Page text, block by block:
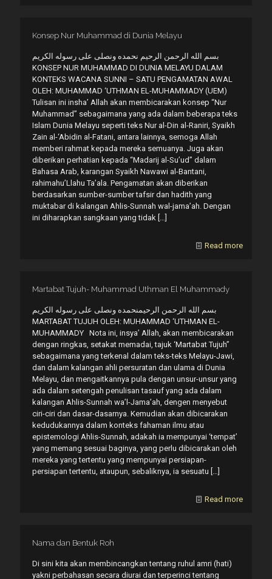
Konsep Nur Muhammad di Dunia Melayu
بسم الله الرحمن الرحيم نحمده ونصلى على رسوله الكريم
KONSEP NUR MUHAMMAD DI DUNIA MELAYU DALAM
KONTEKS WACANA SUNNI – SATU PENGAMATAN AWAL
OLEH: MUHAMMAD ‘UTHMAN EL-MUHAMMADY (UEM)
Tulisan ini insha’ Allah akan membicarakan konsep “Nur
Muhammad” sebagaimana yang ada dalam beberapa teks
Islam Dunia Melayu seperti teks Nur al-Din al-Raniri, Syaikh
Zain al-‘Abidin al-Fatani, antara lainnya, semoga Allah
memberi rahmat kepada mereka semuanya. Juga akan
diberikan perhatian kepada “Madarij al-Su’ud” dalam
Bahasa Arab, karangan Syaikh Nawawi al-Bantani,
rahimahu’Llahu Ta’ala. Pengamatan akan diberikan
berdasarkan sumber-sumber tafsir dan hadith yang
muktabar di kalangan Ahlis-Sunnah wal-jama’ah. Dengan
ini diharapkan sangkaan yang tidak […]
Read more
Martabat Tujuh- Muhammad Uthman El Muhammady
بسم الله الرحمن الرحيمنحمده ونصلى على رسوله الكريم
MARTABAT TUJUH OLEH: MUHAMMAD ‘UTHMAN EL-
MUHAMMADY Nota ini, insya’ Allah, akan membicarakan
dengan ringkas, setakat memadai, tajuk ‘Martabat Tujuh”
sebagaimana yang terkenal dalam teks-teks Melayu-Jawi,
dan dalam kalangan ahli persuratan dan ulama di Dunia
Melayu, dan mengaitkannya pula dengan unsur-unsur yang
ada dalam setengah penulisan tasauf yang ada dalam
kalangan Ahlis-Sunnah wa’l-Jama’ah, dengen menyebut
ciri-ciri dan dasar-dasarnya. Kemudian akan dibicarakan
kedudukannya dalam konteks fahaman ilmu atau
epistemologi Ahlis-Sunnah, adakah ia mempunyai ‘tempat’
yang memang sesuai baginya, yang perlu dibicarakan oleh
mereka yang tertentu yang mempunyai persiapan-
persiapan tertentu, ataupun, sebaliknya, ia sesuatu […]
Read more
Nama dan Bentuk Roh
Di sini kita akan membincangkan tentang ruhul amri (hati)
yakni perbahasan secara diurai dan terperinci tentang